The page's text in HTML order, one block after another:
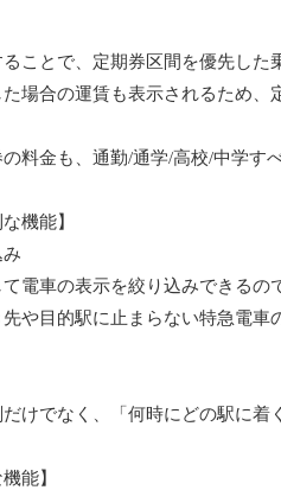
ことで、定期券区間を優先した
場合の運賃も表示されるため
料金も、通勤/通学/高校/中学す
機能】
み
電車の表示を絞り込みできるの
や目的駅に止まらない特急電車
けでなく、「何時にどの駅に着
能】